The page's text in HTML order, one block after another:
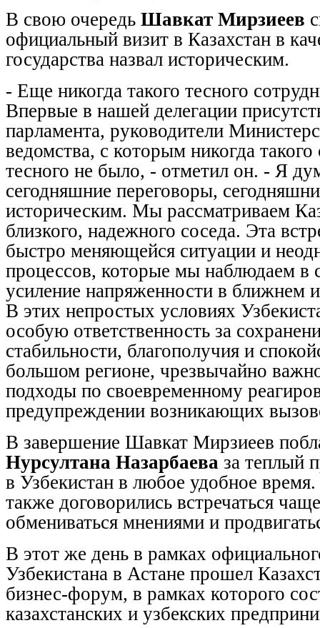
В свою очередь Шавкат Мирзиеев
официальный визит в Казахстан в
государства назвал историческим.
- Еще никогда такого тесного
Впервые в нашей делегации
парламента, руководители
ведомства, с которым никогда такого
тесного не было, - отметил он. - Я
сегодняшние переговоры,
историческим. Мы рассматриваем
близкого, надежного соседа. Эта
быстро меняющейся ситуации и
процессов, которые мы наблюдаем в
усиление напряженности в ближнем
В этих непростых условиях
особую ответственность за
стабильности, благополучия и
большом регионе, чрезвычайно
подходы по своевременному
предупреждении возникающих
В завершение Шавкат Мирзиеев
Нурсултана Назарбаева за теплый
в Узбекистан в любое удобное время.
также договорились встречаться
обмениваться мнениями и
В этот же день в рамках
Узбекистана в Астане прошел
бизнес-форум, в рамках которого
казахстанских и узбекских